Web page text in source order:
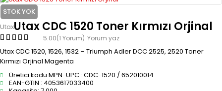
STOK YOK
UtaxUtax CDC 1520 Toner Kırmızı Orjinal
5.00(1 Yorum) Yorum yaz
Utax CDC 1520, 1526, 1532 – Triumph Adler DCC 2525, 2520 Toner
Kırmızı Orjinal Magenta
Üretici kodu MPN-UPC : CDC-1520 / 652010014
EAN-GTIN : 4053617033400